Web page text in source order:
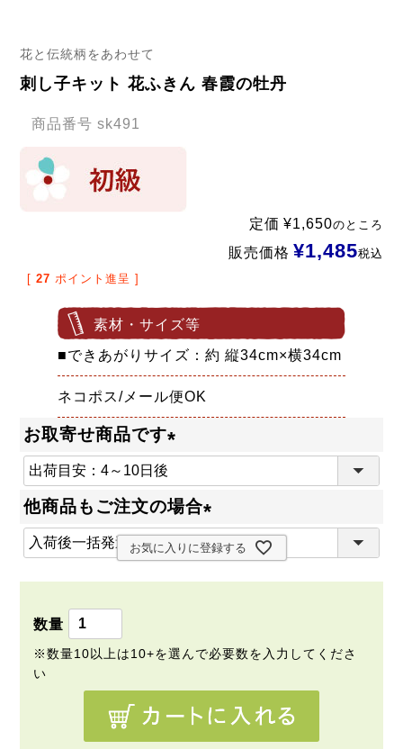
花と伝統柄をあわせて
刺し子キット 花ふきん 春霞の牡丹
商品番号 sk491
定価 ¥1,650のところ
販売価格 ¥1,485税込
[ 27 ポイント進呈 ]
素材・サイズ等
■できあがりサイズ：約 縦34cm×横34cm
ネコポス/メール便OK
お取寄せ商品です
(
必
)
他商品もご注文の場合
(
必
お気に入りに登録する